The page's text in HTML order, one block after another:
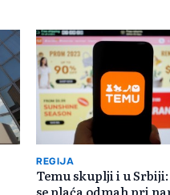
REGIJA
Temu skuplji i u Srbiji:
se plaća odmah pri